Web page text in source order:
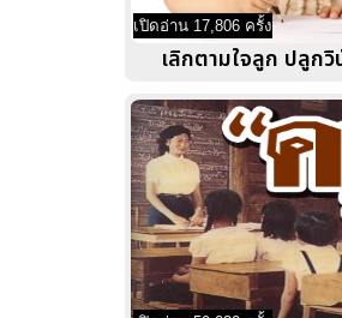
เปิดอ่าน 17,806 ครั้ง
เลิกตามใจลูก ปลูก